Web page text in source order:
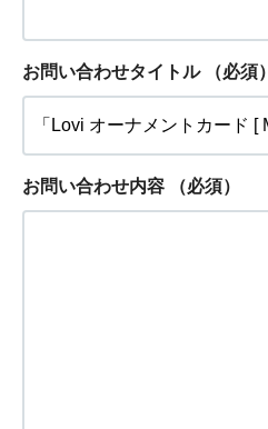
お問い合わせタイトル （必須）
お問い合わせ内容 （必須）